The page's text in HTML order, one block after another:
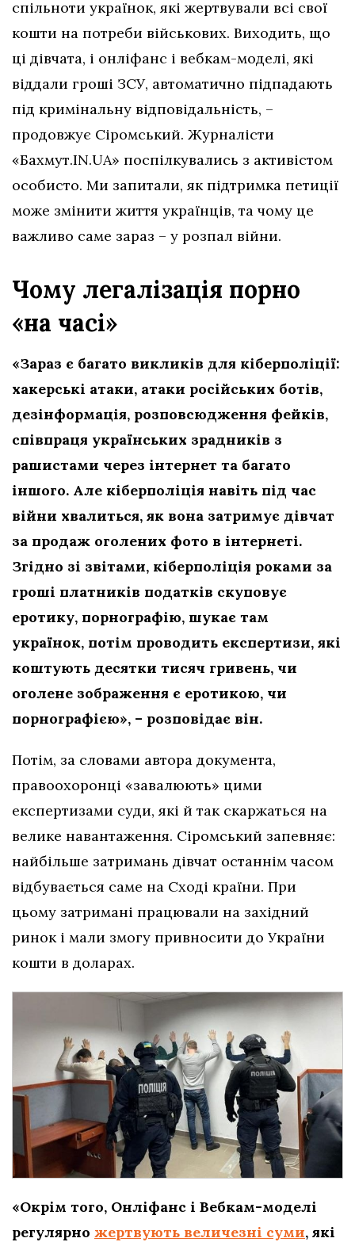
спільноти українок, які жертвували всі свої
кошти на потреби військових. Виходить, що
ці дівчата, і онліфанс і вебкам-моделі, які
віддали гроші ЗСУ, автоматично підпадають
під кримінальну відповідальність, –
продовжує Сіромський. Журналісти
«Бахмут.IN.UA» поспілкувались з активістом
особисто. Ми запитали, як підтримка петиції
може змінити життя українців, та чому це
важливо саме зараз – у розпал війни.
Чому легалізація порно
«на часі»
«Зараз є багато викликів для кіберполіції:
хакерські атаки, атаки російських ботів,
дезінформація, розповсюдження фейків,
співпраця українських зрадників з
рашистами через інтернет та багато
іншого. Але кіберполіція навіть під час
війни хвалиться, як вона затримує дівчат
за продаж оголених фото в інтернеті.
Згідно зі звітами, кіберполіція роками за
гроші платників податків скуповує
еротику, порнографію, шукає там
українок, потім проводить експертизи, які
коштують десятки тисяч гривень, чи
оголене зображення є еротикою, чи
порнографією», – розповідає він.
Потім, за словами автора документа,
правоохоронці «завалюють» цими
експертизами суди, які й так скаржаться на
велике навантаження. Сіромський запевняє:
найбільше затримань дівчат останнім часом
відбувається саме на Сході країни. При
цьому затримані працювали на західний
ринок і мали змогу привносити до України
кошти в доларах.
«Окрім того, Онліфанс і Вебкам-моделі
регулярно жертвують величезні суми, які